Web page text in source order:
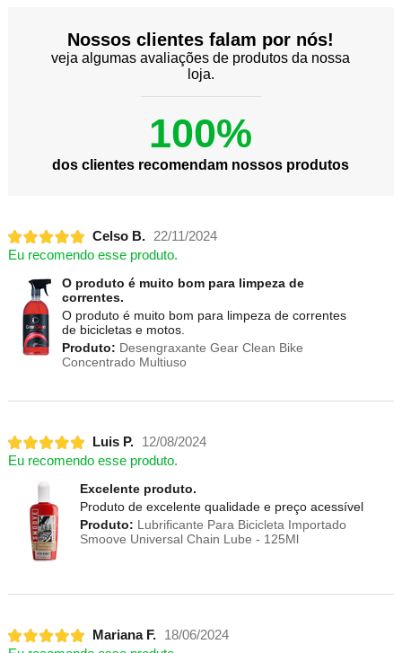
Nossos clientes falam por nós!
veja algumas avaliações de produtos da nossa
loja.
100%
dos clientes recomendam nossos produtos
Celso B. 22/11/2024
Eu recomendo esse produto.
O produto é muito bom para limpeza de
correntes.
O produto é muito bom para limpeza de correntes
de bicicletas e motos.
Produto: Desengraxante Gear Clean Bike
Concentrado Multiuso
Luis P.
12/08/2024
Eu recomendo esse produto.
Excelente produto.
Produto de excelente qualidade e preço acessível
Produto: Lubrificante Para Bicicleta Importado
Smoove Universal Chain Lube - 125Ml
Mariana F.
18/06/2024